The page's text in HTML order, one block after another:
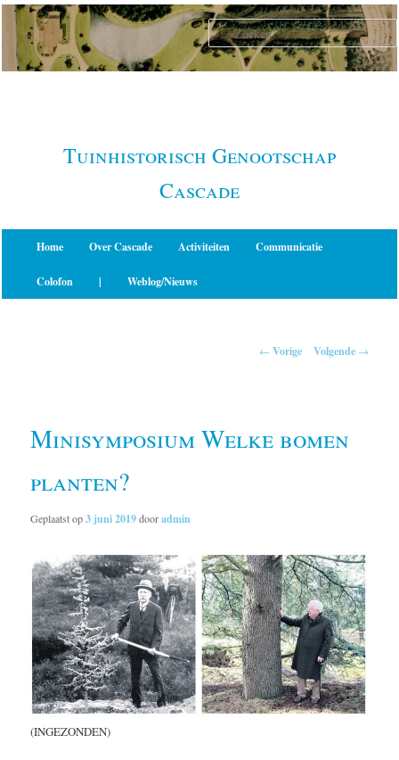
Spring
naar
primaire
Tuinhistorisch Genootschap
Cascade
Home Over Cascade Activiteiten Communicatie
Colofon | Weblog/Nieuws
← Vorige Volgende →
Minisymposium Welke bomen
planten?
Geplaatst op3 juni 2019dooradmin
(INGEZONDEN)